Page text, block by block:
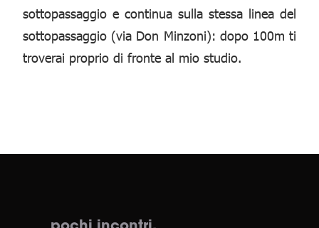
sottopassaggio e continua sulla stessa linea del
sottopassaggio (via Don Minzoni): dopo 100m ti
troverai proprio di fronte al mio studio.